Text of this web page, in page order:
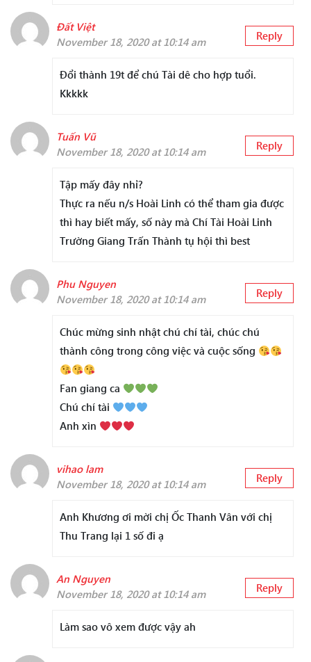
Đất Việt
November 18, 2020 at 10:14 am
Reply
Đổi thành 19t để chú Tài dê cho hợp tuổi.
Kkkkk
Tuấn Vũ
November 18, 2020 at 10:14 am
Reply
Tập mấy đây nhỉ?
Thực ra nếu n/s Hoài Linh có thể tham gia được
thì hay biết mấy, số này mà Chí Tài Hoài Linh
Trường Giang Trấn Thành tụ hội thì best
Phu Nguyen
November 18, 2020 at 10:14 am
Reply
Chúc mừng sinh nhật chú chí tài, chúc chú
thành công trong công việc và cuộc sống
Fan giang ca
Chú chí tài
Anh xìn
vihao lam
November 18, 2020 at 10:14 am
Reply
Anh Khương ơi mời chị Ốc Thanh Vân với chị
Thu Trang lại 1 số đi ạ
An Nguyen
November 18, 2020 at 10:14 am
Reply
Làm sao vô xem được vậy ah